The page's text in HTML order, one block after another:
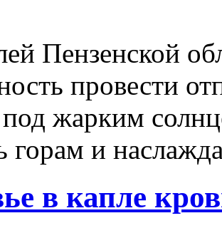
Пензенской
провести
под жарким
горам и
в капле